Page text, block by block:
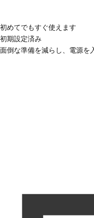
初めてでもすぐ使えます
初期設定済み
面倒な準備を減らし、電源を